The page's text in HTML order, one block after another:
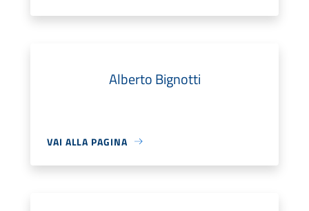
Alberto Bignotti
VAI ALLA PAGINA